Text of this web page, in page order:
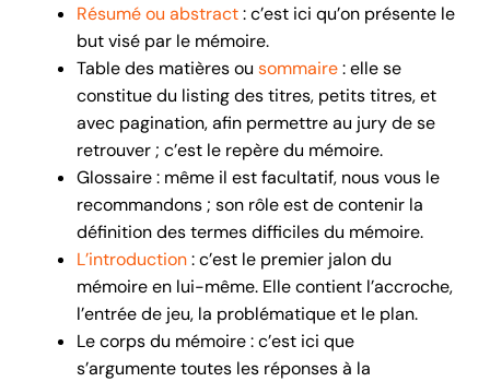
Résumé ou abstract: c’est ici qu’on présente le
but visé par le mémoire.
Table des matières ou sommaire: elle se
constitue du listing des titres, petits titres, et
avec pagination, afin permettre au jury de se
retrouver ; c’est le repère du mémoire.
Glossaire : même il est facultatif, nous vous le
recommandons ; son rôle est de contenir la
définition des termes difficiles du mémoire.
L’introduction: c’est le premier jalon du
mémoire en lui-même. Elle contient l’accroche,
l’entrée de jeu, la problématique et le plan.
Le corps du mémoire : c’est ici que
s’argumente toutes les réponses à la